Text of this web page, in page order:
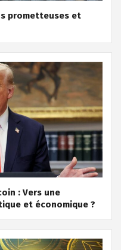
prometteuses et
: Vers une
et économique ?